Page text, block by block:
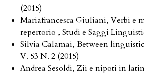
(2015)
Mariafrancesca Giuliani,Verbi e
repertorio ,Studi e Saggi
Silvia Calamai,Between
V. 53 N. 2 (2015)
Andrea Sesoldi,Zii e nipoti in